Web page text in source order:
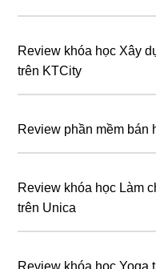
Review khóa học Xây
trên KTCity
Review phần mềm bán
Review khóa học Làm
trên Unica
Review khóa học Yoga